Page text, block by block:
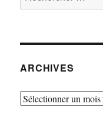
ARCHIVES
Archives